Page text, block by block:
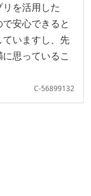
を活用した
安心できると
いますし、先
思っているこ
C-56899132